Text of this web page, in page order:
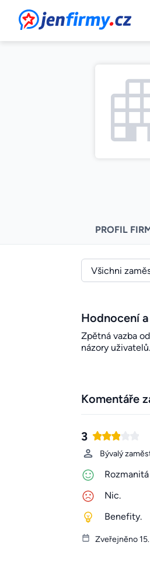
JenFirmy.cz
PROFIL
Hodnocení
Zpětná vazba
názory uživatelů.
Komentáře
3
Bývalý
Nic.
Benefity.
Zveřejněno